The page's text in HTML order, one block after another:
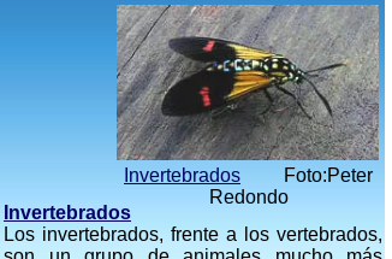
Invertebrados
Los invertebrados, frente a los vertebrados,
Invertebrados Foto:Peter
Redondo